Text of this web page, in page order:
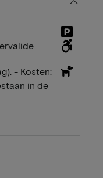
- Kosten:
in de